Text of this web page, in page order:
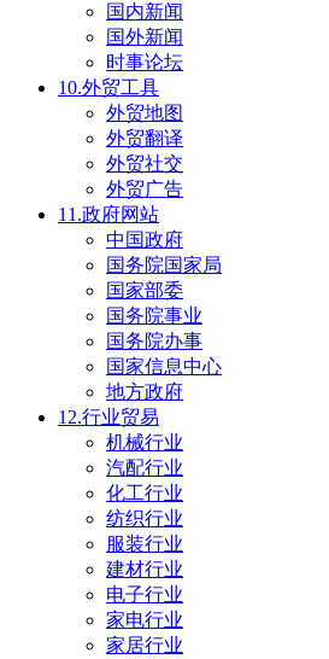
国内新闻
国外新闻
时事论坛
10.外贸工具
外贸地图
外贸翻译
外贸社交
外贸广告
11.政府网站
中国政府
国务院国家局
国家部委
国务院事业
国务院办事
国家信息中心
地方政府
12.行业贸易
机械行业
汽配行业
化工行业
纺织行业
服装行业
建材行业
电子行业
家电行业
家居行业